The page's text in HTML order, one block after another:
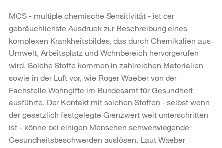
MCS - multiple chemische Sensitivität - ist der
gebräuchlichste Ausdruck zur Beschreibung eines
komplexen Krankheitsbildes, das durch Chemikalien aus
Umwelt, Arbeitsplatz und Wohnbereich hervorgerufen
wird. Solche Stoffe kommen in zahlreichen Materialien
sowie in der Luft vor, wie Roger Waeber von der
Fachstelle Wohngifte im Bundesamt für Gesundheit
ausführte. Der Kontakt mit solchen Stoffen - selbst wenn
der gesetzlich festgelegte Grenzwert weit unterschritten
ist - könne bei einigen Menschen schwerwiegende
Gesundheitsbeschwerden auslösen. Laut Waeber